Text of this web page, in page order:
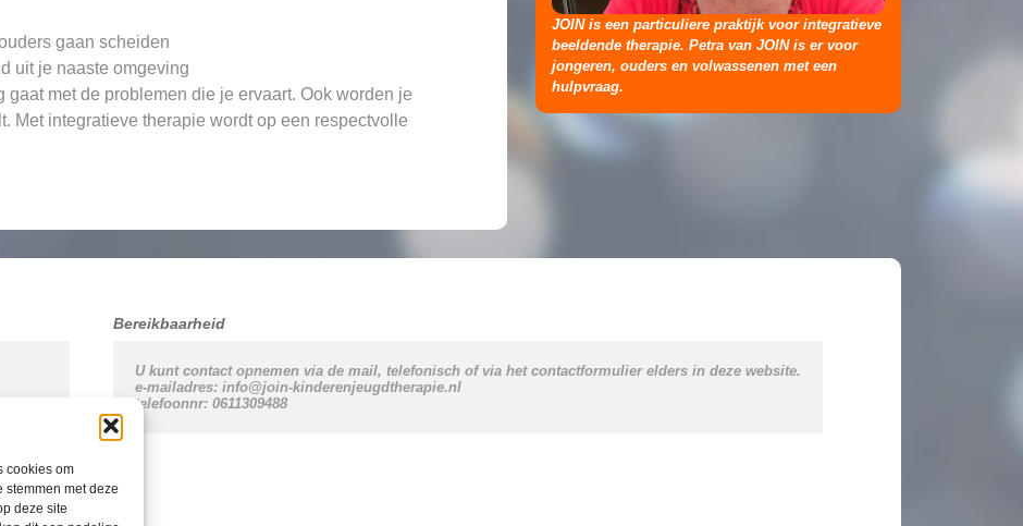
cookies om
stemmen met deze
deze site
gaan scheiden
uit je naaste omgeving
gaat met de problemen die je ervaart. Ook worden je
Met integratieve therapie wordt op een respectvolle
JOIN is een particuliere praktijk voor integratieve
beeldende therapie. Petra van JOIN is er voor
jongeren, ouders en volwassenen met een
hulpvraag.
Bereikbaarheid
U kunt contact opnemen via de mail, telefonisch of via het contactformulier elders in deze website.
e-mailadres: info@join-kinderenjeugdtherapie.nl
telefoonnr: 0611309488